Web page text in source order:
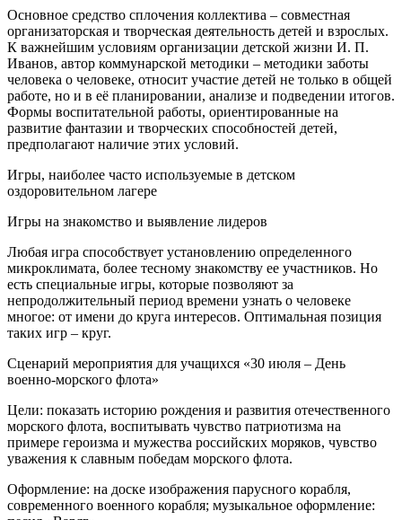
Основное средство сплочения коллектива – совместная
организаторская и творческая деятельность детей и взрослых.
К важнейшим условиям организации детской жизни И. П.
Иванов, автор коммунарской методики – методики заботы
человека о человеке, относит участие детей не только в общей
работе, но и в её планировании, анализе и подведении итогов.
Формы воспитательной работы, ориентированные на
развитие фантазии и творческих способностей детей,
предполагают наличие этих условий.
Игры, наиболее часто используемые в детском
оздоровительном лагере
Игры на знакомство и выявление лидеров
Любая игра способствует установлению определенного
микроклимата, более тесному знакомству ее участников. Но
есть специальные игры, которые позволяют за
непродолжительный период времени узнать о человеке
многое: от имени до круга интересов. Оптимальная позиция
таких игр – круг.
Сценарий мероприятия для учащихся «30 июля – День
военно-морского флота»
Цели: показать историю рождения и развития отечественного
морского флота, воспитывать чувство патриотизма на
примере героизма и мужества российских моряков, чувство
уважения к славным победам морского флота.
Оформление: на доске изображения парусного корабля,
современного военного корабля; музыкальное оформление: